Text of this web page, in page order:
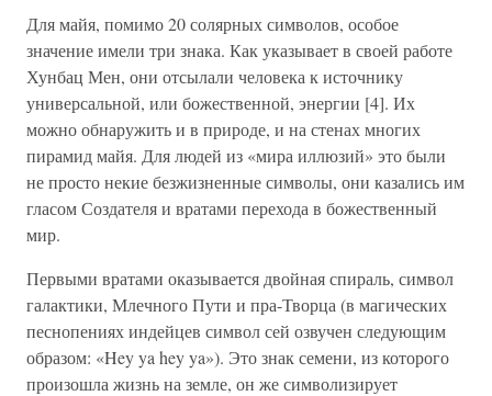
Для майя, помимо 20 солярных символов, особое
значение имели три знака. Как указывает в своей работе
Хунбац Мен, они отсылали человека к источнику
универсальной, или божественной, энергии [4]. Их
можно обнаружить и в природе, и на стенах многих
пирамид майя. Для людей из «мира иллюзий» это были
не просто некие безжизненные символы, они казались им
гласом Создателя и вратами перехода в божественный
мир.
Первыми вратами оказывается двойная спираль, символ
галактики, Млечного Пути и пра-Творца (в магических
песнопениях индейцев символ сей озвучен следующим
образом: «Hey ya hey ya»). Это знак семени, из которого
произошла жизнь на земле, он же символизирует